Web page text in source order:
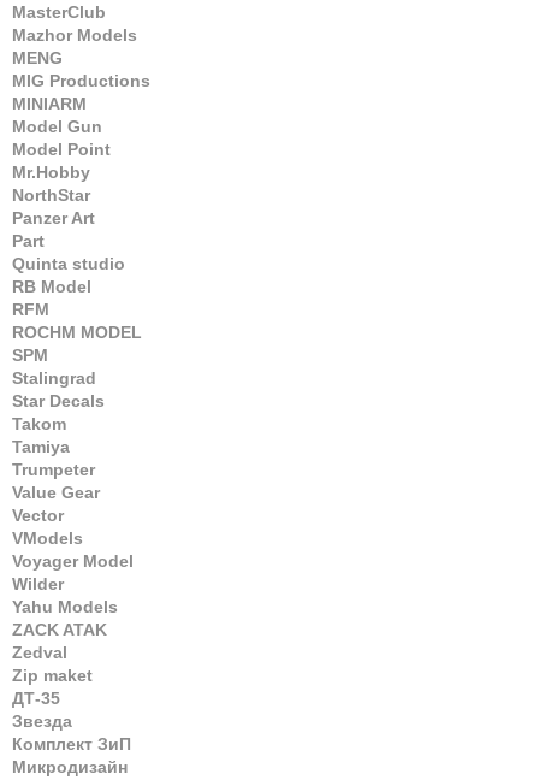
MasterClub
Mazhor Models
MENG
MIG Productions
MINIARM
Model Gun
Model Point
Mr.Hobby
NorthStar
Panzer Art
Part
Quinta studio
RB Model
RFM
ROCHM MODEL
SPM
Stalingrad
Star Decals
Takom
Tamiya
Trumpeter
Value Gear
Vector
VModels
Voyager Model
Wilder
Yahu Models
ZACK ATAK
Zedval
Zip maket
ДТ-35
Звезда
Комплект ЗиП
Микродизайн